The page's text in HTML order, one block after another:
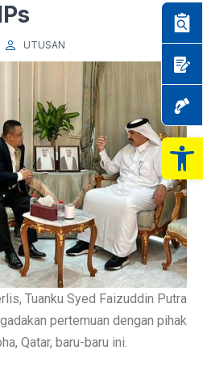
UTUSAN
Tuanku Syed Faizuddin Putra
pertemuan dengan pihak
Qatar, baru-baru ini.